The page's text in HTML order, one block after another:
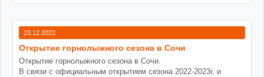
23.12.2022
Открытие горнолыжного сезона в Сочи
Открытие горнолыжного сезона в Сочи.
В связи с официальным открытием сезона 2022-2023г, и